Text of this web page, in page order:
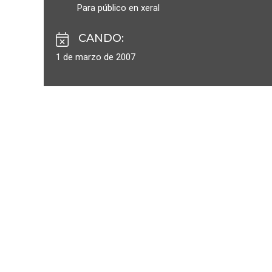
Para público en xeral
CANDO:
1 de marzo de 2007